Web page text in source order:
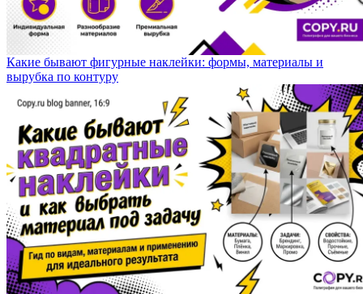
Какие бывают фигурные наклейки: формы, материалы и
вырубка по контуру